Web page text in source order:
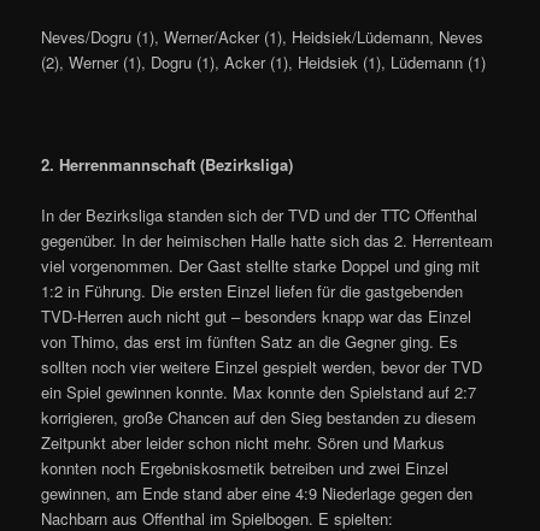
Neves/Dogru (1), Werner/Acker (1), Heidsiek/Lüdemann, Neves
(2), Werner (1), Dogru (1), Acker (1), Heidsiek (1), Lüdemann (1)
2. Herrenmannschaft (Bezirksliga)
In der Bezirksliga standen sich der TVD und der TTC Offenthal
gegenüber. In der heimischen Halle hatte sich das 2. Herrenteam
viel vorgenommen. Der Gast stellte starke Doppel und ging mit
1:2 in Führung. Die ersten Einzel liefen für die gastgebenden
TVD-Herren auch nicht gut – besonders knapp war das Einzel
von Thimo, das erst im fünften Satz an die Gegner ging. Es
sollten noch vier weitere Einzel gespielt werden, bevor der TVD
ein Spiel gewinnen konnte. Max konnte den Spielstand auf 2:7
korrigieren, große Chancen auf den Sieg bestanden zu diesem
Zeitpunkt aber leider schon nicht mehr. Sören und Markus
konnten noch Ergebniskosmetik betreiben und zwei Einzel
gewinnen, am Ende stand aber eine 4:9 Niederlage gegen den
Nachbarn aus Offenthal im Spielbogen. E spielten: